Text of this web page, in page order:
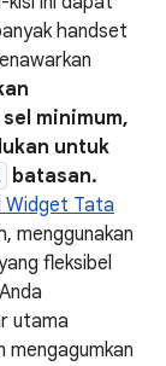
handset
minimum,
untuk
batasan.
Widget Tata
menggunakan
fleksibel
utama